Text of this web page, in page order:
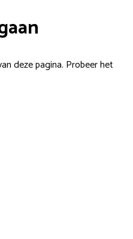
deze pagina. Probeer het